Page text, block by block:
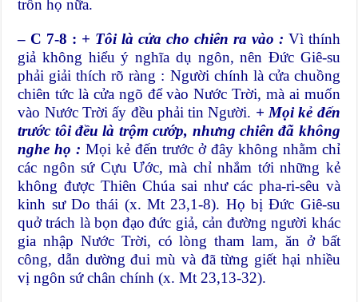
trốn họ nữa.
– C 7-8 : + Tôi là cửa cho chiên ra vào : Vì thính
giả không hiểu ý nghĩa dụ ngôn, nên Đức Giê-su
phải giải thích rõ ràng : Người chính là cửa chuồng
chiên tức là cửa ngõ để vào Nước Trời, mà ai muốn
vào Nước Trời ấy đều phải tin Người. + Mọi kẻ đến
trước tôi đều là trộm cướp, nhưng chiên đã không
nghe họ :Mọi kẻ đến trước ở đây không nhằm chỉ
các ngôn sứ Cựu Ước, mà chỉ nhắm tới những kẻ
không được Thiên Chúa sai như các pha-ri-sêu và
kinh sư Do thái (x. Mt 23,1-8). Họ bị Đức Giê-su
quở trách là bọn đạo đức giả, cản đường người khác
gia nhập Nước Trời, có lòng tham lam, ăn ở bất
công, dẫn dường đui mù và đã từng giết hại nhiều
vị ngôn sứ chân chính (x. Mt 23,13-32).